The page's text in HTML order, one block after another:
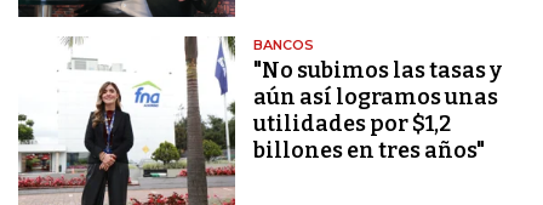
BANCOS
"No subimos las tasas y
aún así logramos unas
utilidades por $1,2
billones en tres años"